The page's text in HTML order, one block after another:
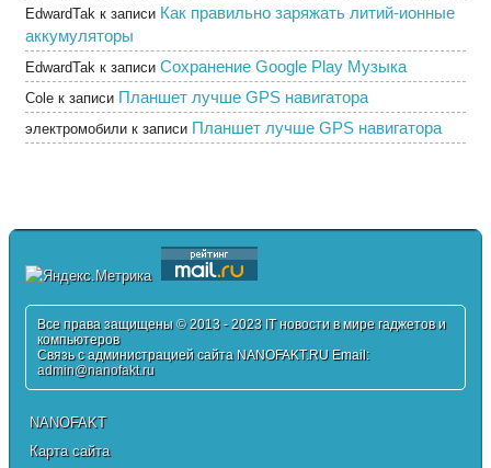
EdwardTak к записи Как правильно заряжать литий-ионные
аккумуляторы
EdwardTak к записи Сохранение Google Play Музыка
Cole к записи Планшет лучше GPS навигатора
электромобили к записи Планшет лучше GPS навигатора
Все права защищены © 2013 - 2023 IT новости в мире гаджетов и
компьютеров
Связь с администрацией сайта NANOFAKT.RU Email:
admin@nanofakt.ru
NANOFAKT
Карта сайта